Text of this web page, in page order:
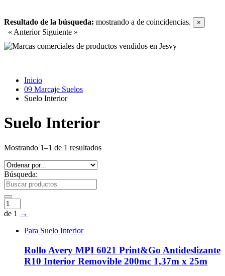
Resultado de la búsqueda: mostrando a de coincidencias. ×
« Anterior Siguiente »
Inicio
09 Marcaje Suelos
Suelo Interior
Suelo Interior
Mostrando 1–1 de 1 resultados
Búsqueda:
de 1 →
Para Suelo Interior
Rollo Avery MPI 6021 Print&Go Antideslizante
R10 Interior Removible 200mc 1,37m x 25m